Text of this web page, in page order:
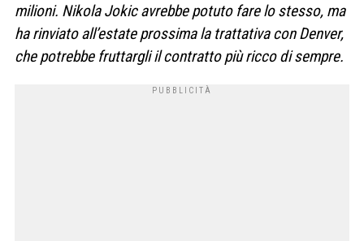
milioni. Nikola Jokic avrebbe potuto fare lo stesso, ma
ha rinviato all’estate prossima la trattativa con Denver,
che potrebbe fruttargli il contratto più ricco di sempre.